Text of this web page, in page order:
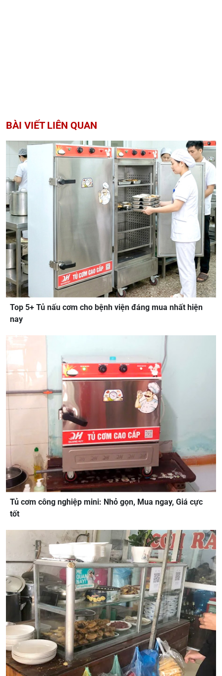
BÀI VIẾT LIÊN QUAN
Top 5+ Tủ nấu cơm cho bệnh viện đáng mua nhất hiện
nay
Tủ cơm công nghiệp mini: Nhỏ gọn, Mua ngay, Giá cực
tốt